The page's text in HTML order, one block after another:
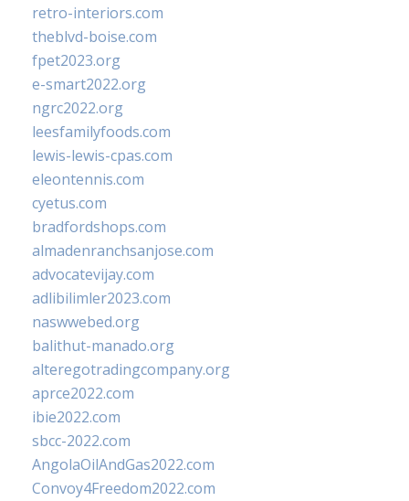
retro-interiors.com
theblvd-boise.com
fpet2023.org
e-smart2022.org
ngrc2022.org
leesfamilyfoods.com
lewis-lewis-cpas.com
eleontennis.com
cyetus.com
bradfordshops.com
almadenranchsanjose.com
advocatevijay.com
adlibilimler2023.com
naswwebed.org
balithut-manado.org
alteregotradingcompany.org
aprce2022.com
ibie2022.com
sbcc-2022.com
AngolaOilAndGas2022.com
Convoy4Freedom2022.com